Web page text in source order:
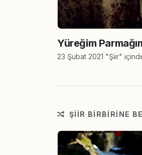
Yüreğim
23 Şubat 2021 "Şiir"
ŞIIR BIRBIRINE